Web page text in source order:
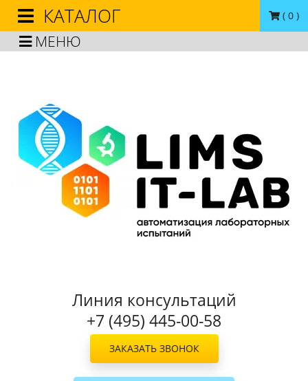
МЕНЮ
( 0 )
Линия консультаций
+7 (495) 445-00-58
ЗАКАЗАТЬ ЗВОНОК
КАТАЛОГ